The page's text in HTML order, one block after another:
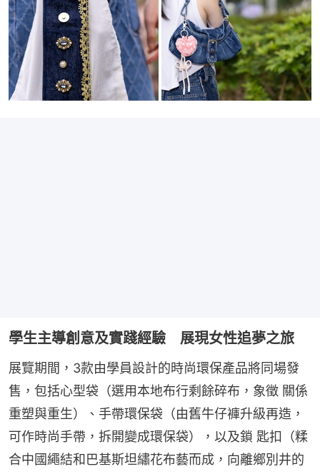
學生主導創意及實踐經驗 展現女性追夢之旅
展覽期間，3款由學員設計的時尚環保產品將同場發
售，包括心型袋（選用本地布行剩餘碎布，象徵 關係
重塑與重生）、手帶環保袋（由舊牛仔褲升級再造，
可作時尚手帶，拆開變成環保袋），以及鎖 匙扣（糅
合中國繩結和巴基斯坦繡花布藝而成，向離鄉別井的